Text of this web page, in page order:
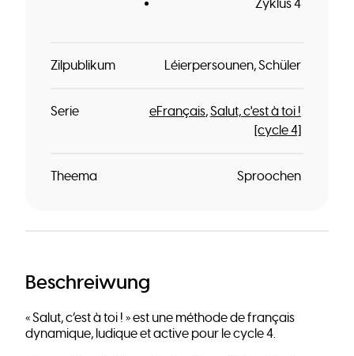
Zyklus 4
Zilpublikum Léierpersounen Schüler
Serie eFrançais Salut, c'est à toi !
[cycle 4]
Theema Sproochen
Beschreiwung
« Salut, c’est à toi ! » est une méthode de français
dynamique, ludique et active pour le cycle 4.